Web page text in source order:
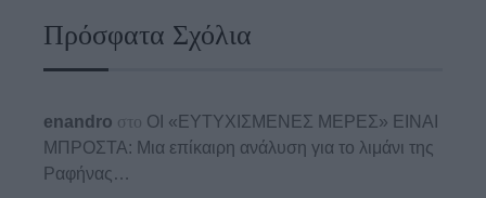
Πρόσφατα Σχόλια
enandro στο ΟΙ «ΕΥΤΥΧΙΣΜΕΝΕΣ ΜΕΡΕΣ» ΕΙΝΑΙ
ΜΠΡΟΣΤΑ: Μια επίκαιρη ανάλυση για το λιμάνι της
Ραφήνας…